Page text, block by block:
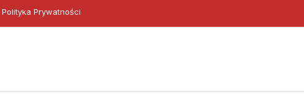
Polityka Prywatności